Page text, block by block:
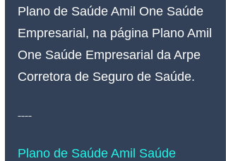
Plano de Saúde Amil One Saúde
Empresarial, na página Plano Amil
One Saúde Empresarial da Arpe
Corretora de Seguro de Saúde.
----
Plano de Saúde Amil Saúde